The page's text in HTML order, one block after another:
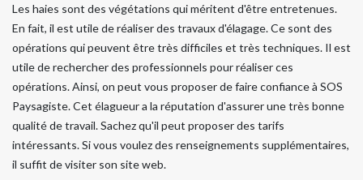
Les haies sont des végétations qui méritent d'être entretenues.
En fait, il est utile de réaliser des travaux d'élagage. Ce sont des
opérations qui peuvent être très difficiles et très techniques. Il est
utile de rechercher des professionnels pour réaliser ces
opérations. Ainsi, on peut vous proposer de faire confiance à SOS
Paysagiste. Cet élagueur a la réputation d'assurer une très bonne
qualité de travail. Sachez qu'il peut proposer des tarifs
intéressants. Si vous voulez des renseignements supplémentaires,
il suffit de visiter son site web.